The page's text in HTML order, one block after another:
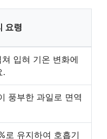
요령
입혀 기온 변화에
.
풍부한 과일로 면역
로 유지하여 호흡기